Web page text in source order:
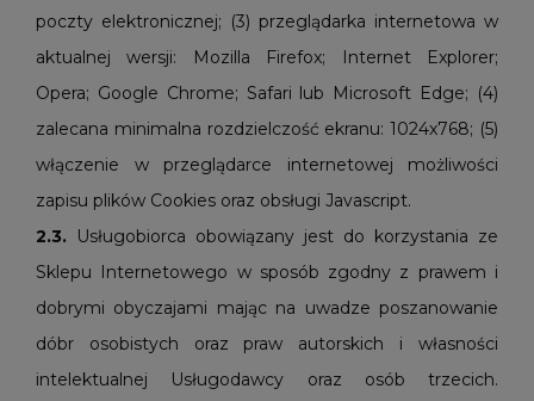
poczty elektronicznej; (3) przeglądarka internetowa w
aktualnej wersji: Mozilla Firefox; Internet Explorer;
Opera; Google Chrome; Safari lub Microsoft Edge; (4)
zalecana minimalna rozdzielczość ekranu: 1024x768; (5)
włączenie w przeglądarce internetowej możliwości
zapisu plików Cookies oraz obsługi Javascript.
2.3. Usługobiorca obowiązany jest do korzystania ze
Sklepu Internetowego w sposób zgodny z prawem i
dobrymi obyczajami mając na uwadze poszanowanie
dóbr osobistych oraz praw autorskich i własności
intelektualnej Usługodawcy oraz osób trzecich.